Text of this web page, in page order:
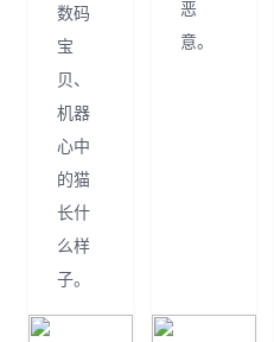
数码
宝
贝、
机器
心中
的猫
长什
么样
子。
恶
意。